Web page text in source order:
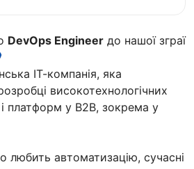
DevOps Engineer до нашої зграї
ІТ-компанія, яка
високотехнологічних
платформ у В2В, зокрема у
любить автоматизацію, сучасні